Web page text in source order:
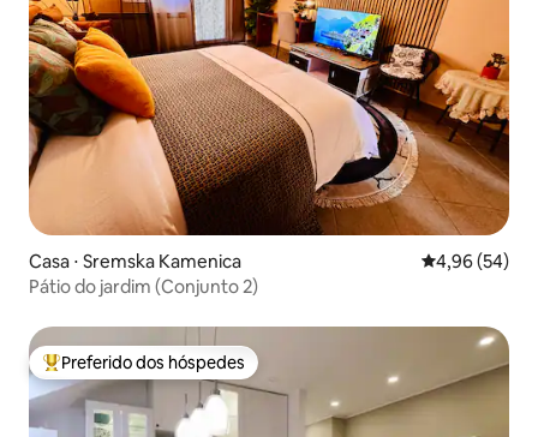
Casa ⋅ Sremska Kamenica 4,96 de uma
4,96 (54)
Pátio do jardim (Conjunto 2)
Entre os melhores preferidos dos hóspedes
Preferido dos hóspedes